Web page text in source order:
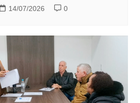
14/07/2026 0